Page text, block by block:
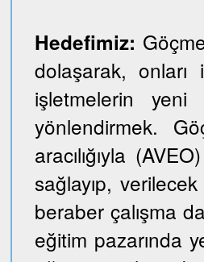
Hedefimiz:
dolaşarak,
işletmelerin
yönlendirmek.
aracılığıyla
sağlayıp,
beraber çalışma
eğitim pazarında